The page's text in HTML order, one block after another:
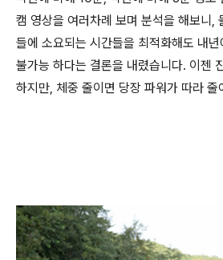
캠 영상을 여러차례 보며 분석을 해보니,
들에 소요되는 시간들을 최적화해도 내
불가능 하다는 결론을 내렸습니다. 이젠
하지만, 체중 줄이면 당장 파워가 따라 줄